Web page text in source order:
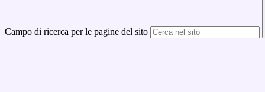
Campo di ricerca per le pagine del sito